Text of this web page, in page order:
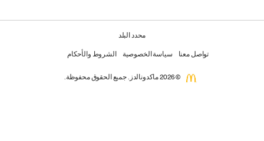
محدد البلد
تواصل معنا سياسة الخصوصية الشروط والأحكام
© 2026 ماكدونالدز. جميع الحقوق محفوظة.